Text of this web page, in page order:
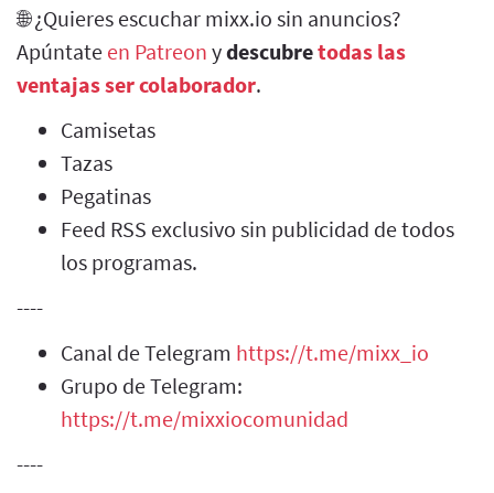
🌐 ¿Quieres escuchar mixx.io sin anuncios?
Apúntate en Patreon ydescubretodas las
ventajas ser colaborador.
Camisetas
Tazas
Pegatinas
Feed RSS exclusivo sin publicidad de todos
los programas.
----
Canal de Telegram https://t.me/mixx_io
Grupo de Telegram:
https://t.me/mixxiocomunidad
----